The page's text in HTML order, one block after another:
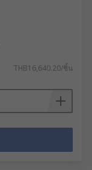
THB16,640.20/ชิ้น